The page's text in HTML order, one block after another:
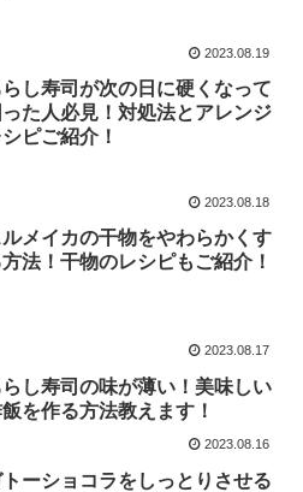
2023.08.19
らし寿司が次の日に硬くなって
った人必見！対処法とアレンジ
シピご紹介！
2023.08.18
ルメイカの干物をやわらかくす
法！干物のレシピもご紹介！
2023.08.17
らし寿司の味が薄い！美味しい
を作る方法教えます！
2023.08.16
トーショコラをしっとりさせる